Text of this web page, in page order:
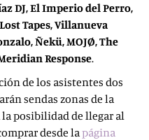
DJ, El Imperio del Perro,
Tapes, Villanueva
Ñekü, MOJØ, The
Response.
de los asistentes dos
sendas zonas de la
la posibilidad de llegar al
desde lapágina